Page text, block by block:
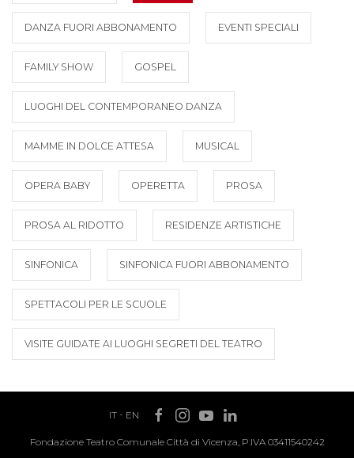
DANZA FUORI ABBONAMENTO EVENTI SPECIALI
FAMILY SHOW GOSPEL
LUOGHI DEL CONTEMPORANEO DANZA
MAMME IN DOLCE ATTESA MUSICAL
OPERA BABY OPERETTA PROSA
PROSA AL RIDOTTO RESIDENZE ARTISTICHE
SINFONICA SINFONICA FUORI ABBONAMENTO
SPETTACOLI PER LE SCUOLE
VISITE GUIDATE AI LUOGHI SEGRETI DEL TEATRO
IT- EN
Fondazione Teatro Comunale Città di Vicenza, P.IVA 03411540242